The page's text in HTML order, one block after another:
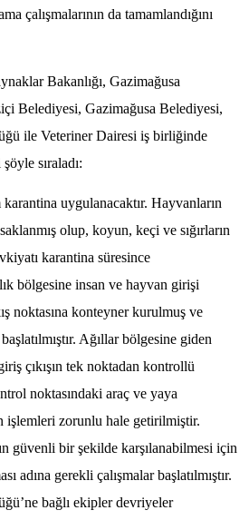
çalışmalarının da tamamlandığını
Bakanlığı, Gazimağusa
Belediyesi, Gazimağusa Belediyesi,
ile Veteriner Dairesi iş birliğinde
sıraladı:
uygulanacaktır. Hayvanların
olup, koyun, keçi ve sığırların
karantina süresince
bölgesine insan ve hayvan girişi
noktasına konteyner kurulmuş ve
Ağıllar bölgesine giden
çıkışın tek noktadan kontrollü
noktasındaki araç ve yaya
işlemleri zorunlu hale getirilmiştir.
güvenli bir şekilde karşılanabilmesi için
adına gerekli çalışmalar başlatılmıştır.
bağlı ekipler devriyeler